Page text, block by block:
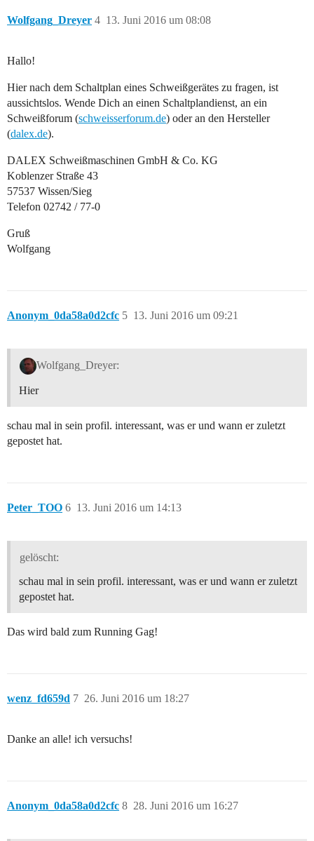
Wolfgang_Dreyer 13. Juni 2016 um 08:08
4
Hallo!
Hier nach dem Schaltplan eines Schweißgerätes zu fragen, ist
aussichtslos. Wende Dich an einen Schaltplandienst, an ein
Schweißforum (schweisserforum.de) oder an den Hersteller
(dalex.de).
DALEX Schweißmaschinen GmbH & Co. KG
Koblenzer Straße 43
57537 Wissen/Sieg
Telefon 02742 / 77-0
Gruß
Wolfgang
Anonym_0da58a0d2cfc 13. Juni 2016 um 09:21
5
Wolfgang_Dreyer:
Hier
schau mal in sein profil. interessant, was er und wann er zuletzt
gepostet hat.
Peter_TOO 13. Juni 2016 um 14:13
6
gelöscht:
schau mal in sein profil. interessant, was er und wann er zuletzt
gepostet hat.
Das wird bald zum Running Gag!
wenz_fd659d 26. Juni 2016 um 18:27
7
Danke an alle! ich versuchs!
Anonym_0da58a0d2cfc 28. Juni 2016 um 16:27
8